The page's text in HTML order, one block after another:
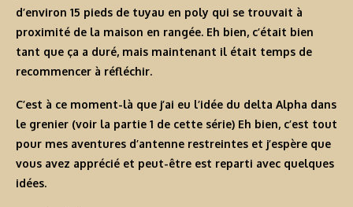
d’environ 15 pieds de tuyau en poly qui se trouvait à
proximité de la maison en rangée. Eh bien, c’était bien
tant que ça a duré, mais maintenant il était temps de
recommencer à réfléchir.
C’est à ce moment-là que j’ai eu l’idée du delta Alpha dans
le grenier (voir la partie 1 de cette série) Eh bien, c’est tout
pour mes aventures d’antenne restreintes et j’espère que
vous avez apprécié et peut-être est reparti avec quelques
idées.